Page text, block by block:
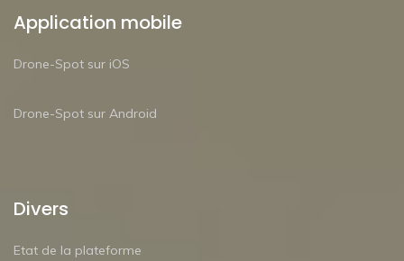
Application mobile
Drone-Spot sur iOS
Drone-Spot sur Android
Divers
Etat de la plateforme